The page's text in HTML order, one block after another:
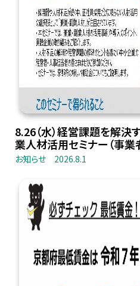
8.26（水）経営課題を解決
業人材活用セミナー（事業
お知らせ 2026.8.1